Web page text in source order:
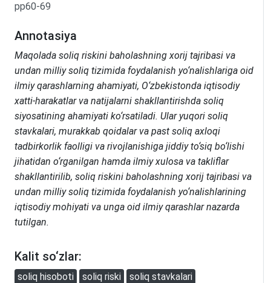
pp60-69
Annotasiya
Maqolada soliq riskini baholashning xorij tajribasi va
undan milliy soliq tizimida foydalanish yo‘nalishlariga oid
ilmiy qarashlarning ahamiyati, O‘zbekistonda iqtisodiy
xatti-harakatlar va natijalarni shakllantirishda soliq
siyosatining ahamiyati ko‘rsatiladi. Ular yuqori soliq
stavkalari, murakkab qoidalar va past soliq axloqi
tadbirkorlik faolligi va rivojlanishiga jiddiy to‘siq bo‘lishi
jihatidan o‘rganilgan hamda ilmiy xulosa va takliflar
shakllantirilib, soliq riskini baholashning xorij tajribasi va
undan milliy soliq tizimida foydalanish yo‘nalishlarining
iqtisodiy mohiyati va unga oid ilmiy qarashlar nazarda
tutilgan.
Kalit so‘zlar:
soliq hisoboti soliq riski
soliq stavkalari